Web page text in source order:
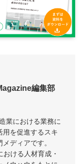
編集部
業における業務に
用を促進するスキ
ディアです。
ける人材育成・